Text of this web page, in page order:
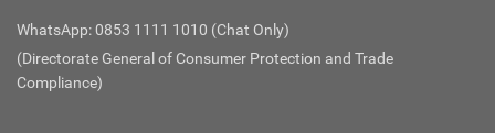
WhatsApp: 0853 1111 1010 (Chat Only)
(Directorate General of Consumer Protection and Trade
Compliance)